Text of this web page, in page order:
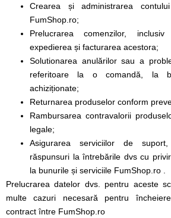
Crearea și administrarea
FumShop.ro;
Prelucrarea comenzilor, inclusiv
expedierea și facturarea acestora;
Solutionarea anulărilor sau a
referitoare la o comandă, la
achiziționate;
Returnarea produselor conform
Rambursarea contravalorii
legale;
Asigurarea serviciilor de
răspunsuri la întrebările dvs cu
la bunurile și serviciile FumShop.ro .
Prelucrarea datelor dvs. pentru aceste
multe cazuri necesară pentru
contract între FumShop.ro